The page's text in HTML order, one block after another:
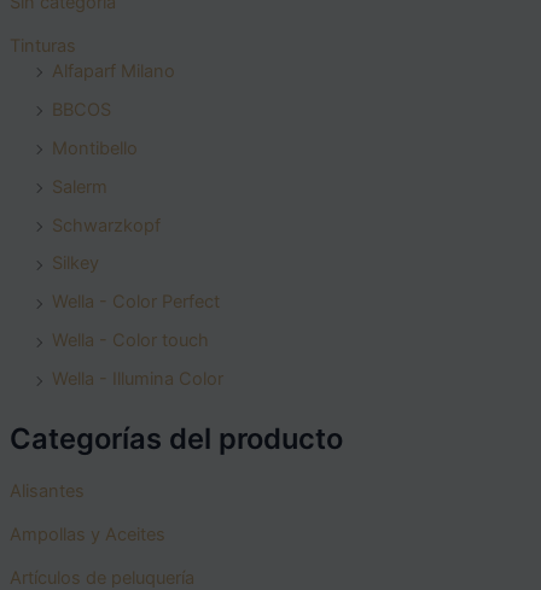
Tinturas
Alfaparf Milano
BBCOS
Montibello
Salerm
Schwarzkopf
Silkey
Wella - Color Perfect
Wella - Color touch
Wella - Illumina Color
Categorías del producto
Alisantes
Ampollas y Aceites
Artículos de peluquería